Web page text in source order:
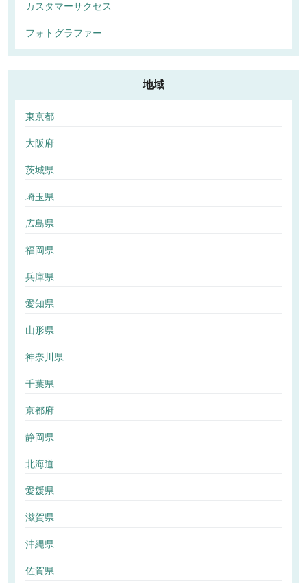
カスタマーサクセス
フォトグラファー
地域
東京都
大阪府
茨城県
埼玉県
広島県
福岡県
兵庫県
愛知県
山形県
神奈川県
千葉県
京都府
静岡県
北海道
愛媛県
滋賀県
沖縄県
佐賀県